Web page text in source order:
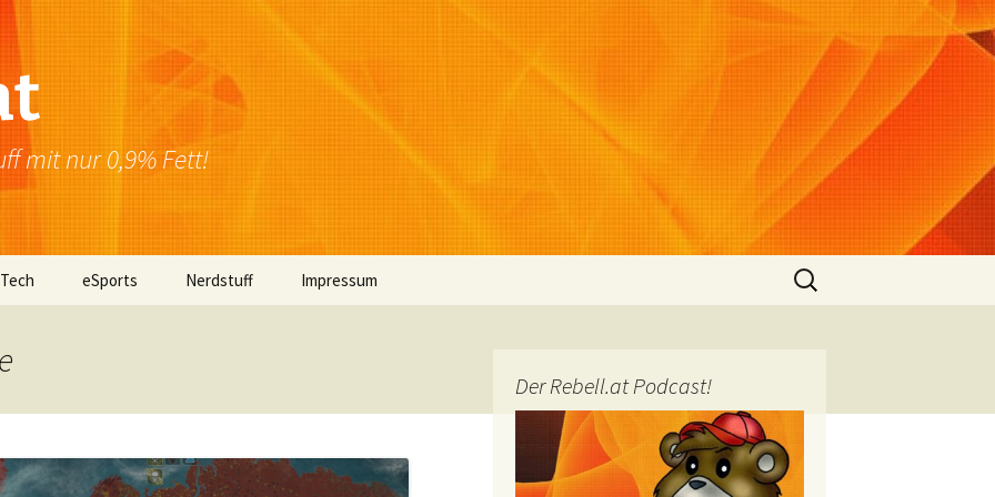
mit nur 0,9% Fett!
Browser
eSports Nerdstuff Impressum
Suchen
nach:
Der Rebell.at Podcast!